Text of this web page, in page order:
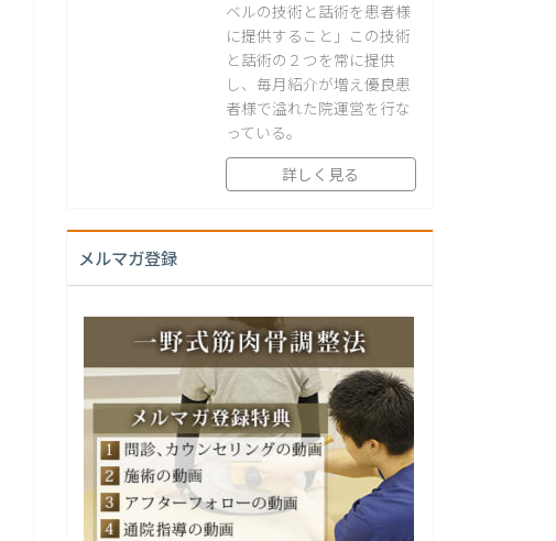
ベルの技術と話術を患者様
に提供すること」この技術
と話術の２つを常に提供
し、毎月紹介が増え優良患
者様で溢れた院運営を行な
っている。
詳しく見る
メルマガ登録